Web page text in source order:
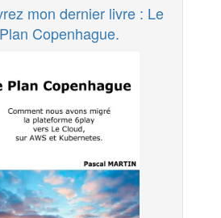
mon dernier livre : Le
Plan Copenhague.